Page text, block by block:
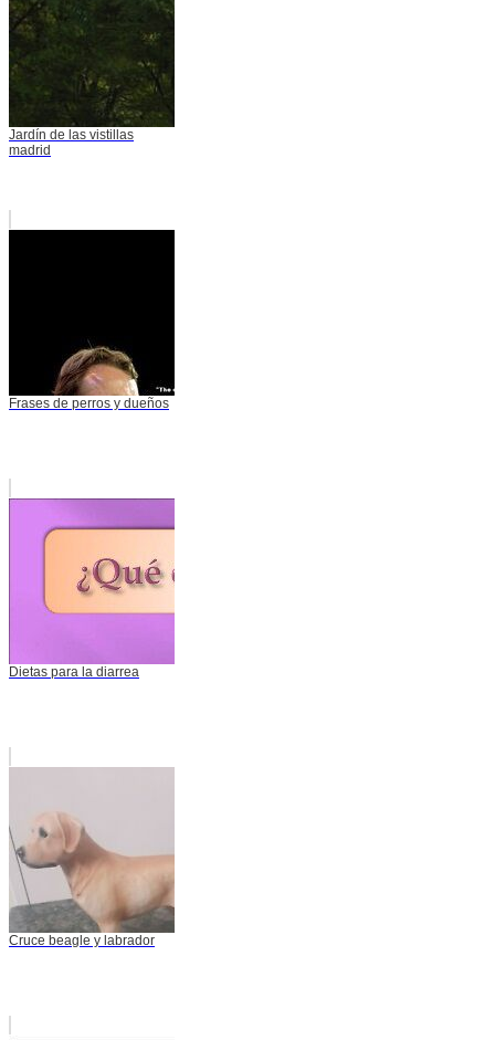
Jardín de las vistillas
madrid
Frases de perros y dueños
Dietas para la diarrea
Cruce beagle y labrador